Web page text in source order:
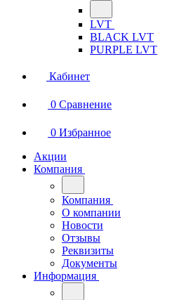
LVT
BLACK LVT
PURPLE LVT
Кабинет
0 Сравнение
0 Избранное
Акции
Компания
Компания
О компании
Новости
Отзывы
Реквизиты
Документы
Информация